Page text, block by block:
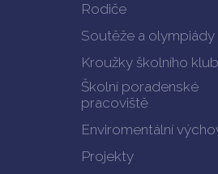
Rodiče
Soutěže a olympiády
Kroužky školního
Školní poradenské
pracoviště
Enviromentální
Projekty